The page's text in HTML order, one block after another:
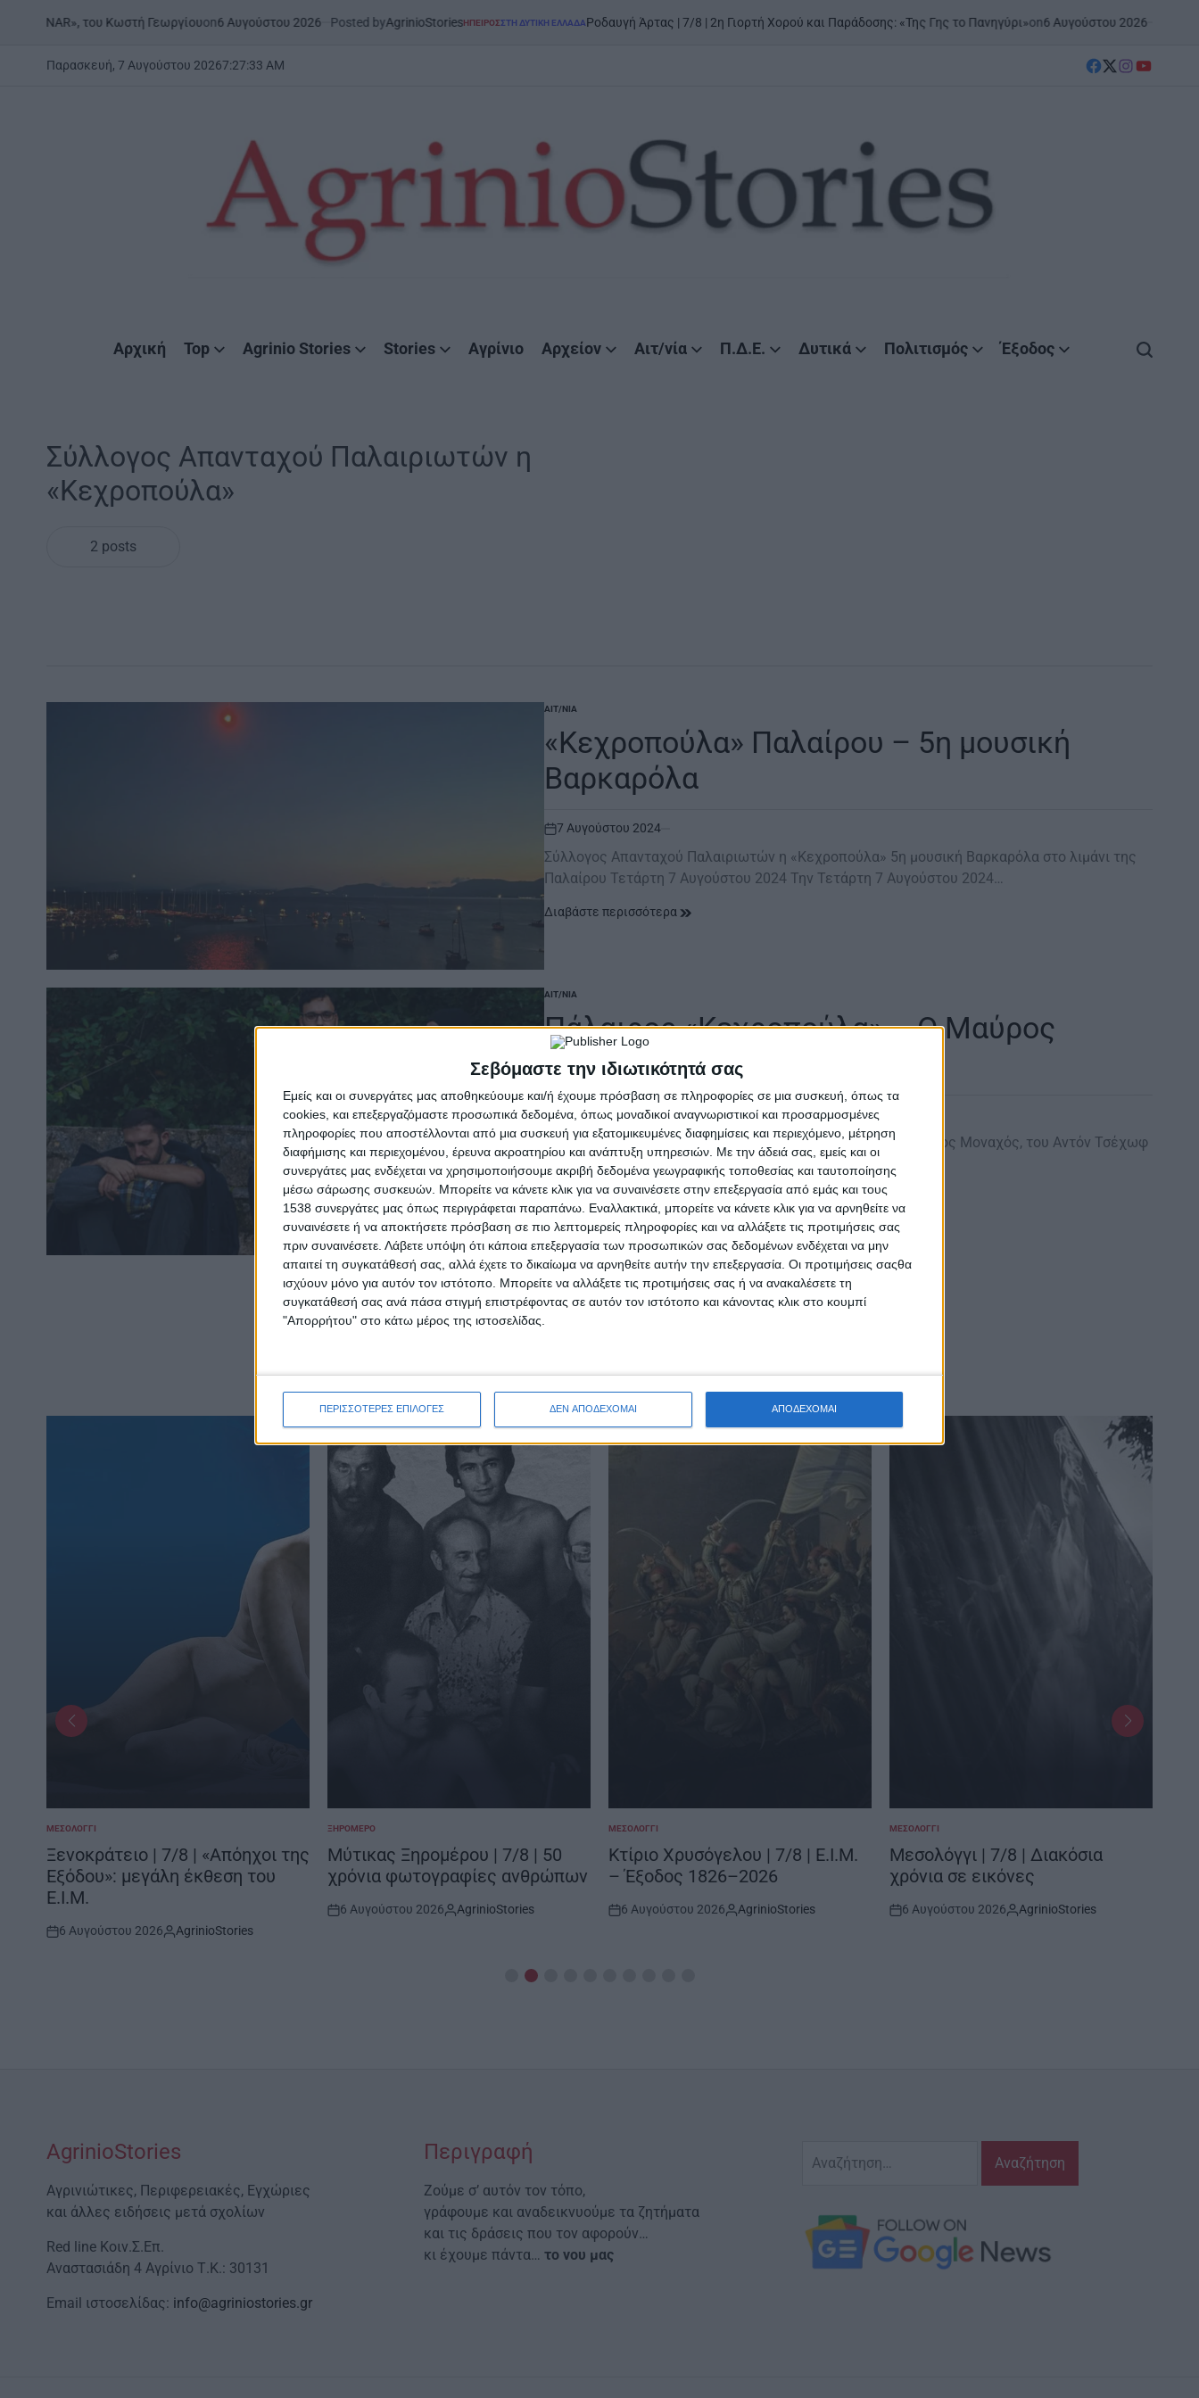
Σεβόμαστε την ιδιωτικότητά σας
Εμείς και οι συνεργάτες μας αποθηκεύουμε και/ή έχουμε πρόσβαση σε πληροφορίες σε μια συσκευή, όπως τα
cookies, και επεξεργαζόμαστε προσωπικά δεδομένα, όπως μοναδικοί αναγνωριστικοί και προσαρμοσμένες
πληροφορίες που αποστέλλονται από μια συσκευή για εξατομικευμένες διαφημίσεις και περιεχόμενο, μέτρηση
διαφήμισης και περιεχομένου, έρευνα ακροατηρίου και ανάπτυξη υπηρεσιών. Με την άδειά σας, εμείς και οι
συνεργάτες μας ενδέχεται να χρησιμοποιήσουμε ακριβή δεδομένα γεωγραφικής τοποθεσίας και ταυτοποίησης
μέσω σάρωσης συσκευών. Μπορείτε να κάνετε κλικ για να συναινέσετε στην επεξεργασία από εμάς και τους
1538 συνεργάτες μας όπως περιγράφεται παραπάνω. Εναλλακτικά, μπορείτε να κάνετε κλικ για να αρνηθείτε να
συναινέσετε ή να αποκτήσετε πρόσβαση σε πιο λεπτομερείς πληροφορίες και να αλλάξετε τις προτιμήσεις σας
πριν συναινέσετε. Λάβετε υπόψη ότι κάποια επεξεργασία των προσωπικών σας δεδομένων ενδέχεται να μην
απαιτεί τη συγκατάθεσή σας, αλλά έχετε το δικαίωμα να αρνηθείτε αυτήν την επεξεργασία. Οι προτιμήσεις σαςθα
ισχύουν μόνο για αυτόν τον ιστότοπο. Μπορείτε να αλλάξετε τις προτιμήσεις σας ή να ανακαλέσετε τη
συγκατάθεσή σας ανά πάσα στιγμή επιστρέφοντας σε αυτόν τον ιστότοπο και κάνοντας κλικ στο κουμπί
"Απορρήτου" στο κάτω μέρος της ιστοσελίδας.
ΠΕΡΙΣΣΟΤΕΡΕΣ ΕΠΙΛΟΓΕΣ ΔΕΝ ΑΠΟΔΕΧΟΜΑΙ ΑΠΟΔΕΧΟΜΑΙ
του Κωστή Γεωργίουon6 Αυγούστου 2026 Posted byAgrinioStoriesPOSTED
ΉΠΕΙΡΟΣΣΤΗ ΔΥΤΙΚΉ ΕΛΛΆΔΑΡοδαυγή Άρτας | 7/8 | 2η Γιορτή Χορού και Παράδοσης: «Της Γης το Πανηγύρι»on6 Αυγούστου 2026 Posted by
Παρασκευή, 7 Αυγούστου 20267:27:34 AM
facebook
Twitter
instagram
YouTube
Αρχική Top Agrinio Stories Stories Αγρίνιο Αρχείον Αιτ/νία Π.Δ.Ε. Δυτικά Πολιτισμός Έξοδος
Σύλλογος Απανταχού Παλαιριωτών η
«Κεχροπούλα»
2 posts
POSTED
ΑΙΤ/ΝΊΑ
«Κεχροπούλα» Παλαίρου – 5η μουσική
Βαρκαρόλα
on
7 Αυγούστου 2024
Σύλλογος Απανταχού Παλαιριωτών η «Κεχροπούλα» 5η μουσική Βαρκαρόλα στο λιμάνι της
Παλαίρου Τετάρτη 7 Αυγούστου 2024 Την Τετάρτη 7 Αυγούστου 2024…
Διαβάστε περισσότερα
POSTED
ΑΙΤ/ΝΊΑ
Πάλαιρος «Κεχροπούλα» – Ο Μαύρος
Μοναχός, του Αντόν Τσέχωφ
on
3 Αυγούστου 2024
Σύλλογος Απανταχού Παλαιριωτών η «Κεχροπούλα» Ο Μαύρος Μοναχός, του Αντόν Τσέχωφ
Σάββατο 3 Αυγούστου 2024 | 9:30 το βράδυ Στον…
Διαβάστε περισσότερα
POSTED
IN
ΜΕΣΟΛΌΓΓΙ
Ξενοκράτειο | 7/8 | «Απόηχοι της
Εξόδου»: μεγάλη έκθεση του
Ε.Ι.Μ.
Post
6 Αυγούστου 2026
By:
AgrinioStories
POSTED
IN
ΞΗΡΟΜΕΡΟ
Μύτικας Ξηρομέρου | 7/8 | 50
χρόνια φωτογραφίες ανθρώπων
Post
6 Αυγούστου 2026
By:
AgrinioStories
POSTED
IN
ΜΕΣΟΛΌΓΓΙ
Κτίριο Χρυσόγελου | 7/8 | Ε.Ι.Μ.
– Έξοδος 1826–2026
Post
6 Αυγούστου 2026
By:
AgrinioStories
POSTED
IN
ΜΕΣΟΛΌΓΓΙ
Μεσολόγγι | 7/8 | Διακόσια
χρόνια σε εικόνες
Post
6 Αυγούστου 2026
By:
AgrinioStories
AgrinioStories
Αγρινιώτικες, Περιφερειακές, Εγχώριες
και άλλες ειδήσεις μετά σχολίων
Red line Κοιν.Σ.Επ.
Αναστασιάδη 4 Αγρίνιο Τ.Κ.: 30131
Email ιστοσελίδας: info@agriniostories.gr
Περιγραφή
Ζούμε σ’ αυτόν τον τόπο,
γράφουμε και αναδεικνυούμε τα ζητήματα
και τις δράσεις που τον αφορούν…
κι έχουμε πάντα…το νου μας
για: